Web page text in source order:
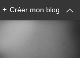
+ Créer mon blog